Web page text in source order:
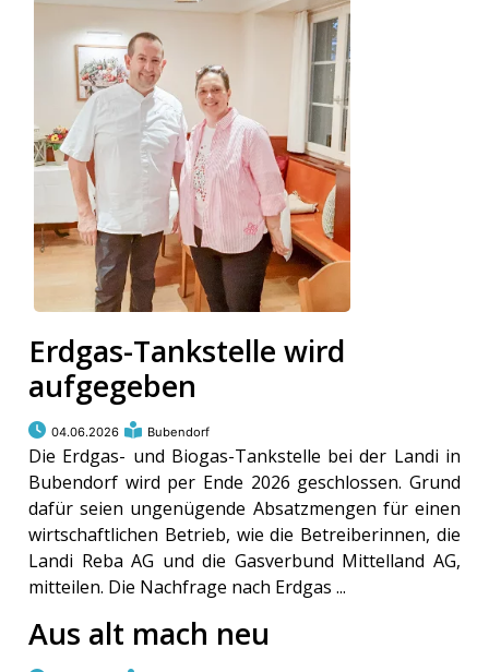
Erdgas-Tankstelle wird
aufgegeben
04.06.2026 Bubendorf
Die Erdgas- und Biogas-Tankstelle bei der Landi in
Bubendorf wird per Ende 2026 geschlossen. Grund
dafür seien ungenügende Absatzmengen für einen
wirtschaftlichen Betrieb, wie die Betreiberinnen, die
Landi Reba AG und die Gasverbund Mittelland AG,
mitteilen. Die Nachfrage nach Erdgas ...
Aus alt mach neu